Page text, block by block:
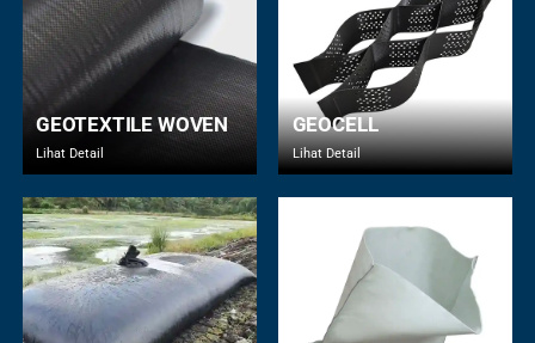
GEOTEXTILE WOVEN
Lihat Detail
GEOCELL
Lihat Detail